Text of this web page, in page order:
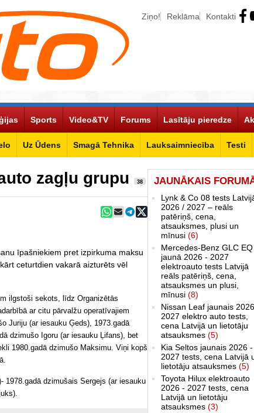
Ziņo! Reklāma Kontakti
Uz Ūdens Smagā Tehnika Lauksaimniecība Testi
Sports Video&TV Forums Lasītāju pieredze
zagļu grupu 38
īpašniekiem pret izpirkuma maksu
ceturtdien vakarā aizturēts vēl
ilgstoši sekots, līdz Organizētās
ar citu pārvalžu operatīvajiem
Juriju (ar iesauku Ģeds), 1973.gadā
dzimušo Igoru (ar iesauku Ļifans), bet
1980.gadā dzimušo Maksimu. Viņi kopš
dzimušais Sergejs (ar iesauku
JAUNĀKAIS
Lynk & Co 08 tests
2026 / 2027 – reāls
patēriņš, cena,
atsauksmes, plusi un
mīnusi (6)
Mercedes-Benz GLC EQ
jaunā 2026 - 2027
elektroauto tests Latvijā
reāls patēriņš, cena,
atsauksmes un plusi,
mīnusi (8)
Nissan Leaf jaunais
2027 elektro auto tests,
cena Latvijā un lietotāju
atsauksmes (5)
Kia Seltos jaunais 2026 -
2027 tests, cena Latvijā
lietotāju atsauksmes (5)
Toyota Hilux elektroauto
2026 - 2027 tests, cena
Latvijā un lietotāju
atsauksmes (3)